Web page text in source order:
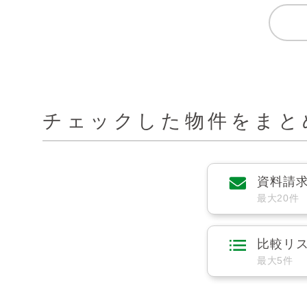
チェックした物件をまと
資料請
最大20件
比較リ
最大5件